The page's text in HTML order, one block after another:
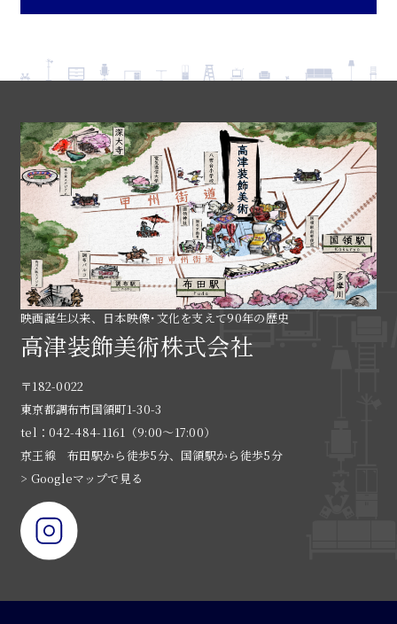
映画誕生以来、日本映像･文化を支えて90年の歴史
高津装飾美術株式会社
〒182-0022
東京都調布市国領町1-30-3
tel：042-484-1161（9:00〜17:00）
京王線 布田駅から徒歩5分、国領駅から徒歩5分
> Googleマップで見る